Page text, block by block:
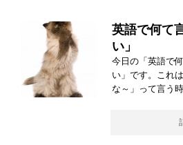
英語で何て
い」
今日の「英語で
い」です。これ
な～」って言う